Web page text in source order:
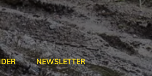
NEWSLETTER